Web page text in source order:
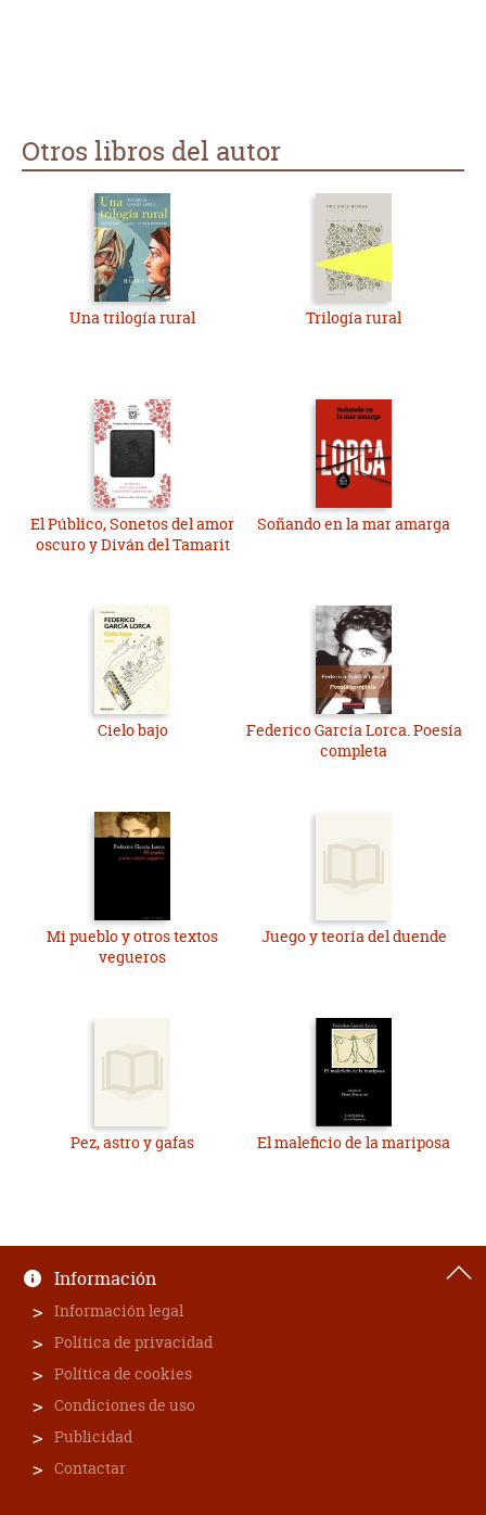
Si tú vinieras a verme
por los senderos del aire.
Ya viene la noche.
Me encontrarías llorando
Bajo los álamos grandes.
Otros libros del autor
Una trilogía rural Trilogía rural
El Público, Sonetos del amor
oscuro y Diván del Tamarit
Soñando en la mar amarga
Cielo bajo
Federico García Lorca. Poesía
completa
Mi pueblo y otros textos
vegueros
Juego y teoría del duende
Pez, astro y gafas El maleficio de la mariposa
Información
Información legal
Política de privacidad
Política de cookies
Condiciones de uso
Publicidad
Contactar